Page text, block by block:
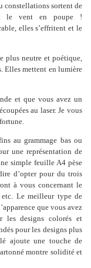
constellations sortent de
le vent en poupe !
elles s’effritent et le
plus neutre et poétique,
Elles mettent en lumière
et que vous avez un
au laser. Je vous
au grammage bas ou
une représentation de
simple feuille A4 pèse
d’opter pour du trois
à vous concernant le
Le meilleur type de
que vous avez
les designs colorés et
pour les designs plus
ajoute une touche de
montre solidité et